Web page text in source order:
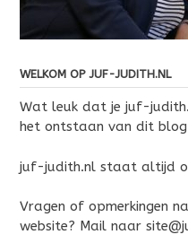
WELKOM OP JUF-JUDITH.NL
Wat leuk dat je juf-
het ontstaan van dit blog
juf-judith.nl staat altijd
Vragen of opmerkingen
website? Mail naar